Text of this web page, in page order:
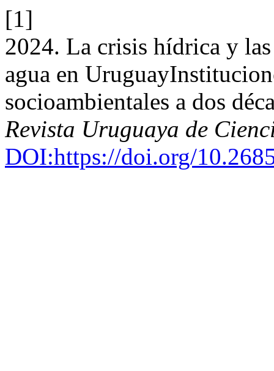
[1]
2024. La crisis hídrica y
agua en
socioambientales a dos
Revista Uruguaya de
DOI:https://doi.org/